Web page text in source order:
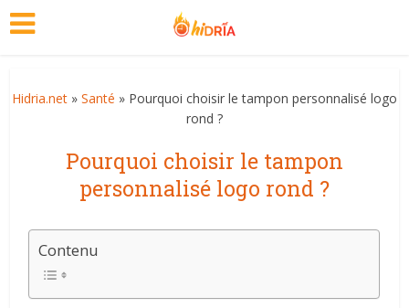
Hidria.net » Santé » Pourquoi choisir le tampon personnalisé logo
rond ?
Pourquoi choisir le tampon
personnalisé logo rond ?
Contenu